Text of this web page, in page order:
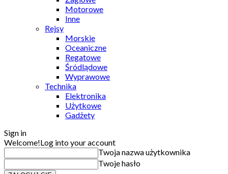
Motorowe
Inne
Rejsy
Morskie
Oceaniczne
Regatowe
Śródlądowe
Wyprawowe
Technika
Elektronika
Użytkowe
Gadżety
Sign in
Welcome!Log into your account
Twoja nazwa użytkownika
Twoje hasło